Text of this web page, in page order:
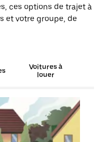
ces options de trajet à
et votre groupe, de
Voitures à
louer